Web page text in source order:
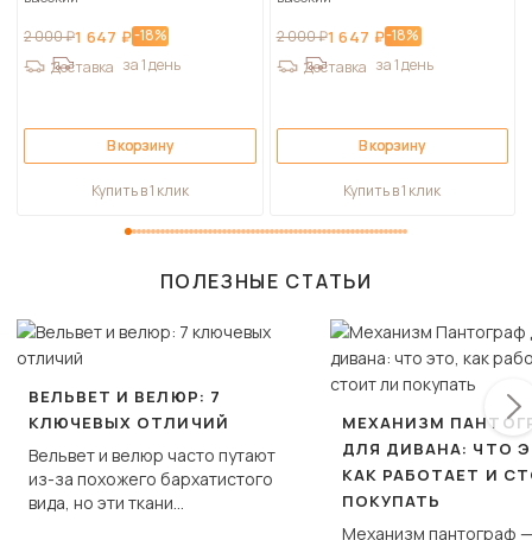
2 000 ₽1 647 ₽-18%
Доставка за 1 день
В корзину
Купить в 1 клик
2 000 ₽1 647 ₽-18%
Доставка за 1 день
В корзину
Купить в 1 клик
ПОЛЕЗНЫЕ СТАТЬИ
ВЕЛЬВЕТ И ВЕЛЮР: 7
КЛЮЧЕВЫХ ОТЛИЧИЙ
Вельвет и велюр часто путают
из-за похожего бархатистого
вида, но эти ткани
МЕХАНИЗМ
ДЛЯ ДИВАНА: ЧТО
КАК РАБОТАЕТ И
ПОКУПАТЬ
Механизм пантограф